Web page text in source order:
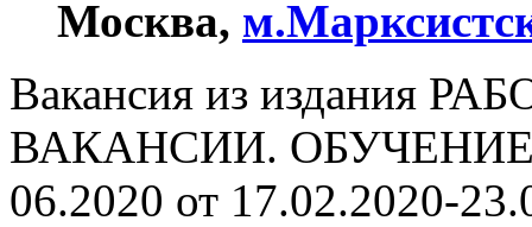
Москва,
Вакансия из издания
ВАКАНСИИ.
06.2020 от 17.02.2020-